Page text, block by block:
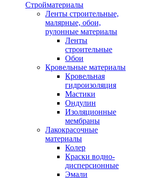
Стройматериалы
Ленты строительные,
малярные, обои,
рулонные материалы
Ленты
строительные
Обои
Кровельные материалы
Кровельная
гидроизоляция
Мастики
Ондулин
Изоляционные
мембраны
Лакокрасочные
материалы
Колер
Краски водно-
дисперсионные
Эмали